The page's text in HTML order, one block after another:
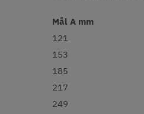
Mål A mm
121
153
185
217
249